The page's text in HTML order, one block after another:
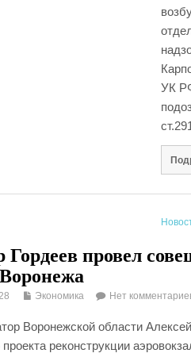
УК
Гордеев провел
Экономика Нет
Воронежской области
проекта реконструкции